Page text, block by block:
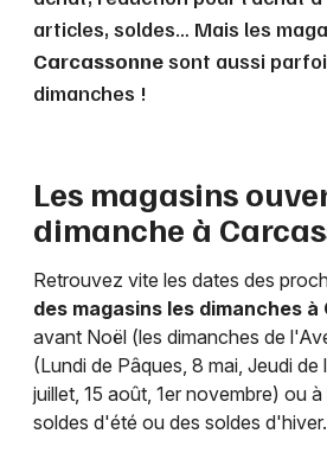
articles, soldes… Mais les
Carcassonnesont aussi
dimanches !
Les magasins
dimanche à
Retrouvez vite les dates des
des magasins les dimanches à
avant Noël (les dimanches de
(Lundi de Pâques, 8 mai, Jeudi de
juillet, 15 août, 1er novembre) ou
soldes d'été ou des soldes d'hiver.